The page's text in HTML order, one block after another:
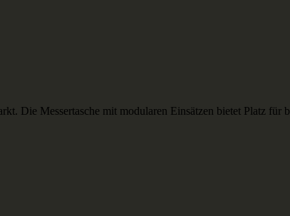
Die Messertasche mit modularen Einsätzen bietet Platz für